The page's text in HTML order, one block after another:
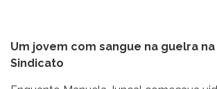
Um jovem com sangue na guelra
Sindicato